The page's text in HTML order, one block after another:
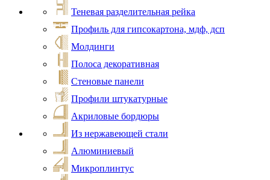
Теневая разделительная рейка
Профиль для гипсокартона, мдф, дсп
Молдинги
Полоса декоративная
Стеновые панели
Профили штукатурные
Акриловые бордюры
Из нержавеющей стали
Алюминиевый
Микроплинтус